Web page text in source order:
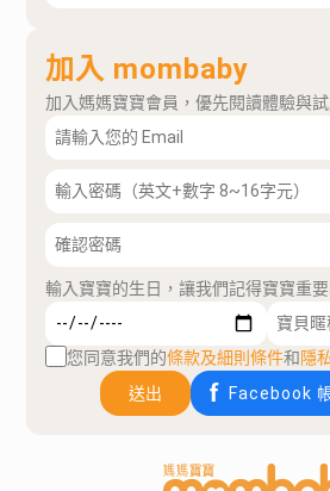
加入 mombaby
加入媽媽寶寶會員，優先閱讀體驗與
輸入寶寶的生日，讓我們記得寶寶重要
您同意我們的條款及細則條件和隱
送出
Facebook